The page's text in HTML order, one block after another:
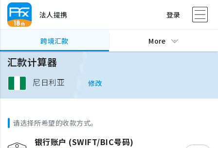
法人提携 登录
跨境汇款 More
汇款计算器
尼日利亚 修改
请选择所希望的收款方式。
银行账户 (SWIFT/BIC号码)